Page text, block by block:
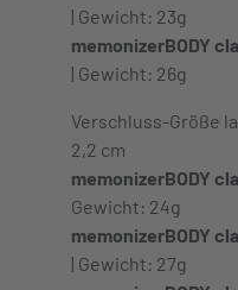
| Gewicht: 23g
memonizerBODY
| Gewicht: 26g
Verschluss-Größe
2,2 cm
memonizerBODY
Gewicht: 24g
memonizerBODY
| Gewicht: 27g